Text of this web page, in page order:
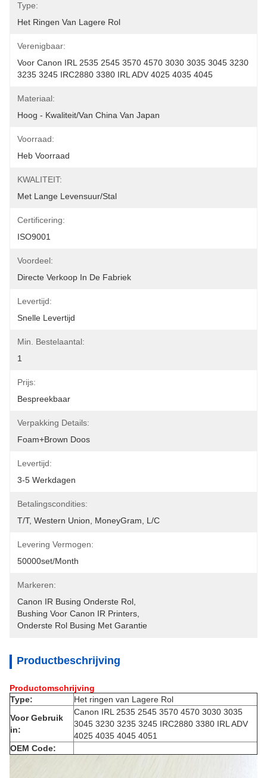
Type:
Het Ringen Van Lagere Rol
Verenigbaar:
Voor Canon IRL 2535 2545 3570 4570 3030 3035 3045 3230
3235 3245 IRC2880 3380 IRL ADV 4025 4035 4045
Materiaal:
Hoog - Kwaliteit/van China Van Japan
Voorraad:
Heb Voorraad
KWALITEIT:
Met Lange Levensuur/Stal
Certificering:
ISO9001
Voordeel:
Directe Verkoop In De Fabriek
Levertijd:
Snelle Levertijd
Min. Bestelaantal:
1
Prijs:
Bespreekbaar
Verpakking Details:
Foam+Brown Doos
Levertijd:
3-5 Werkdagen
Betalingscondities:
T/T, Western Union, MoneyGram, L/C
Levering Vermogen:
50000set/Month
Markeren:
Canon IR Busing Onderste Rol
Bushing Voor Canon IR Printers
Onderste Rol Busing Met Garantie
Productbeschrijving
Productomschrijving
Type:
Het ringen van Lagere Rol
Voor Gebruik
in:
Canon IRL 2535 2545 3570 4570 3030 3035
3045 3230 3235 3245 IRC2880 3380 IRL ADV
4025 4035 4045 4051
OEM Code: